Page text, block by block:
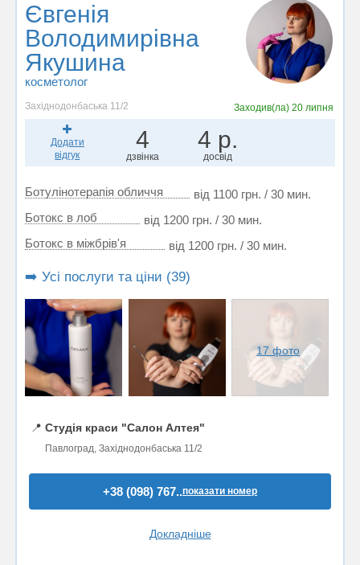
Євгенія
Володимирівна
Якушина
косметолог
Західнодонбаська 11/2 Заходив(ла) 20 липня
Додати
відгук
4
дзвінка
4 р.
досвід
Ботулінотерапія обличчя
від 1100 грн. / 30 мин.
Ботокс в лоб
від 1200 грн. / 30 мин.
Ботокс в міжбрів'я
від 1200 грн. / 30 мин.
➡️ Усі послуги та ціни (39)
17 фото
📍 Студія краси "Салон Алтея"
Павлоград, Західнодонбаська 11/2
+38 (098) 767..показати номер
Докладніше